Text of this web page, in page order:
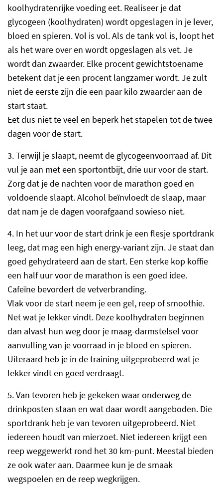
koolhydratenrijke voeding eet. Realiseer je dat
glycogeen (koolhydraten) wordt opgeslagen in je lever,
bloed en spieren. Vol is vol. Als de tank vol is, loopt het
als het ware over en wordt opgeslagen als vet. Je
wordt dan zwaarder. Elke procent gewichtstoename
betekent dat je een procent langzamer wordt. Je zult
niet de eerste zijn die een paar kilo zwaarder aan de
start staat.
Eet dus niet te veel en beperk het stapelen tot de twee
dagen voor de start.
3. Terwijl je slaapt, neemt de glycogeenvoorraad af. Dit
vul je aan met een sportontbijt, drie uur voor de start.
Zorg dat je de nachten voor de marathon goed en
voldoende slaapt. Alcohol beïnvloedt de slaap, maar
dat nam je de dagen voorafgaand sowieso niet.
4. In het uur voor de start drink je een flesje sportdrank
leeg, dat mag een high energy-variant zijn. Je staat dan
goed gehydrateerd aan de start. Een sterke kop koffie
een half uur voor de marathon is een goed idee.
Cafeïne bevordert de vetverbranding.
Vlak voor de start neem je een gel, reep of smoothie.
Net wat je lekker vindt. Deze koolhydraten beginnen
dan alvast hun weg door je maag-darmstelsel voor
aanvulling van je voorraad in je bloed en spieren.
Uiteraard heb je in de training uitgeprobeerd wat je
lekker vindt en goed verdraagt.
5. Van tevoren heb je gekeken waar onderweg de
drinkposten staan en wat daar wordt aangeboden. Die
sportdrank heb je van tevoren uitgeprobeerd. Niet
iedereen houdt van mierzoet. Niet iedereen krijgt een
reep weggewerkt rond het 30 km-punt. Meestal bieden
ze ook water aan. Daarmee kun je de smaak
wegspoelen en de reep wegkrijgen.